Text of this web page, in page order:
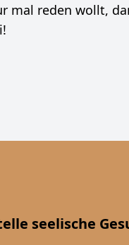
mal reden wollt,
seelische